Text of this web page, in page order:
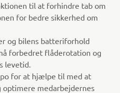
til at forhindre tab om
for bedre sikkerhed om
og bilens batteriforhold
forbedret flåderotation og
levetid.
for at hjælpe til med at
medarbejdernes